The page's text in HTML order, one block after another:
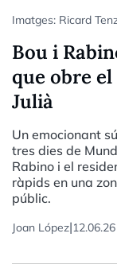
Imatges: Ricard
Bou i
que obre
Julià
Un emocionant
tres dies de
Rabino i el
ràpids en una
públic.
Joan López|12.06.26